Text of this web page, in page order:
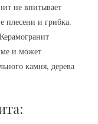
не впитывает
плесени и грибка.
Керамогранит
и может
камня, дерева